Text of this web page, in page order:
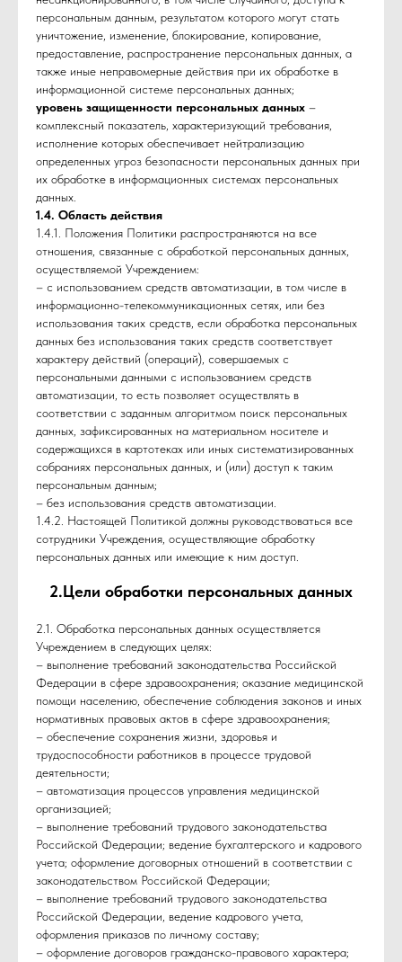
персональным данным, результатом которого могут стать
уничтожение, изменение, блокирование, копирование,
предоставление, распространение персональных данных, а
также иные неправомерные действия при их обработке в
информационной системе персональных данных;
уровень защищенности персональных данных –
комплексный показатель, характеризующий требования,
исполнение которых обеспечивает нейтрализацию
определенных угроз безопасности персональных данных при
их обработке в информационных системах персональных
данных.
1.4. Область действия
1.4.1. Положения Политики распространяются на все
отношения, связанные с обработкой персональных данных,
осуществляемой Учреждением:
– с использованием средств автоматизации, в том числе в
информационно-телекоммуникационных сетях, или без
использования таких средств, если обработка персональных
данных без использования таких средств соответствует
характеру действий (операций), совершаемых с
персональными данными с использованием средств
автоматизации, то есть позволяет осуществлять в
соответствии с заданным алгоритмом поиск персональных
данных, зафиксированных на материальном носителе и
содержащихся в картотеках или иных систематизированных
собраниях персональных данных, и (или) доступ к таким
персональным данным;
– без использования средств автоматизации.
1.4.2. Настоящей Политикой должны руководствоваться все
сотрудники Учреждения, осуществляющие обработку
персональных данных или имеющие к ним доступ.
2.Цели обработки персональных данных
2.1. Обработка персональных данных осуществляется
Учреждением в следующих целях:
– выполнение требований законодательства Российской
Федерации в сфере здравоохранения; оказание медицинской
помощи населению, обеспечение соблюдения законов и иных
нормативных правовых актов в сфере здравоохранения;
– обеспечение сохранения жизни, здоровья и
трудоспособности работников в процессе трудовой
деятельности;
– автоматизация процессов управления медицинской
организацией;
– выполнение требований трудового законодательства
Российской Федерации; ведение бухгалтерского и кадрового
учета; оформление договорных отношений в соответствии с
законодательством Российской Федерации;
– выполнение требований трудового законодательства
Российской Федерации, ведение кадрового учета,
оформления приказов по личному составу;
– оформление договоров гражданско-правового характера;